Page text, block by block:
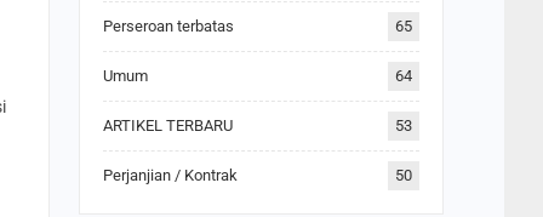
Perseroan terbatas 65
Umum 64
ARTIKEL TERBARU 53
Perjanjian / Kontrak 50